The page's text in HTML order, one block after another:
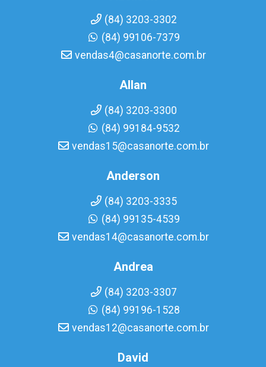
(84) 3203-3302
(84) 99106-7379
vendas4@casanorte.com.br
Allan
(84) 3203-3300
(84) 99184-9532
vendas15@casanorte.com.br
Anderson
(84) 3203-3335
(84) 99135-4539
vendas14@casanorte.com.br
Andrea
(84) 3203-3307
(84) 99196-1528
vendas12@casanorte.com.br
David